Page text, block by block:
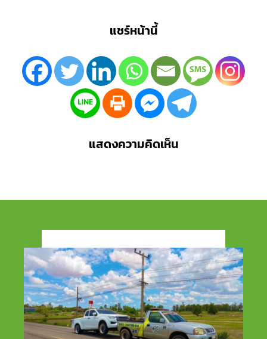
แชร์หน้านี้
แสดงความคิดเห็น